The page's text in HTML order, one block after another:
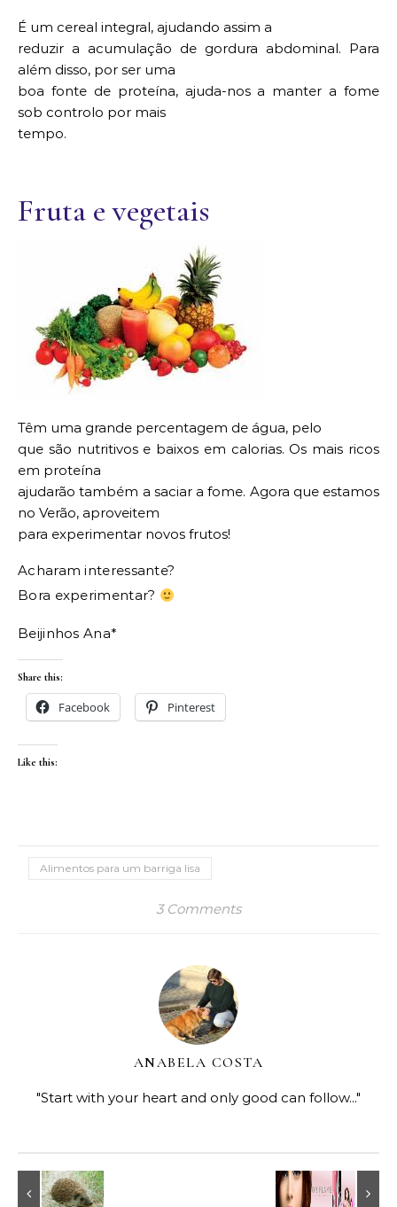
É um cereal integral, ajudando assim a
reduzir a acumulação de gordura abdominal. Para
além disso, por ser uma
boa fonte de proteína, ajuda-nos a manter a fome
sob controlo por mais
tempo.
Fruta e vegetais
Têm uma grande percentagem de água, pelo
que são nutritivos e baixos em calorias. Os mais ricos
em proteína
ajudarão também a saciar a fome. Agora que estamos
no Verão, aproveitem
para experimentar novos frutos!
Acharam interessante?
Bora experimentar?
Beijinhos Ana*
Share this:
Facebook Pinterest
Like this:
Alimentos para um barriga lisa
3 Comments
ANABELA COSTA
"Start with your heart and only good can follow..."